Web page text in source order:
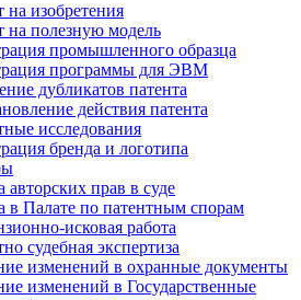
на изобретения
на полезную модель
промышленного образца
программы для ЭВМ
дубликатов патента
действия патента
исследования
бренда и логотипа
авторских прав в суде
в Палате по патентным спорам
исковая работа
судебная экспертиза
изменений в охранные документы
изменений в Государственные